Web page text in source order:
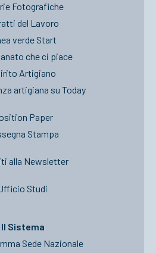
Fotografiche
del Lavoro
verde Start
che ci piace
Artigiano
artigiana su Today
Paper
Stampa
alla Newsletter
Studi
Il Sistema
Sede Nazionale